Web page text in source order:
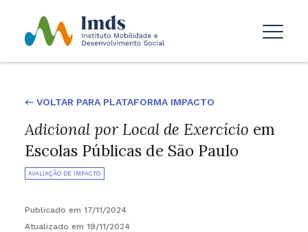
← VOLTAR PARA PLATAFORMA IMPACTO
Adicional por Local de Exercício em
Escolas Públicas de São Paulo
AVALIAÇÃO DE IMPACTO
Publicado em 17/11/2024
Atualizado em 19/11/2024